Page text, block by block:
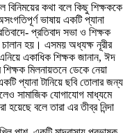
বিনিময়ের কথা বলে কিছু শিক্ষককে
ভাষায় একটি প্যানা
প্রতিবাদ সভা ও শিক্ষক
চালান হয়। এসময় অধ্যক্ষ নূরীর
একাধিক শিক্ষক জানান, ঈদ
মিলনায়তনে ডেকে নেয়া
প্যানা টানিয়ে ছবি তোলার জন্য
সামাজিক যোগাযোগ মাধ্যমে
বলে তারা এর তীব্র নিন্দা